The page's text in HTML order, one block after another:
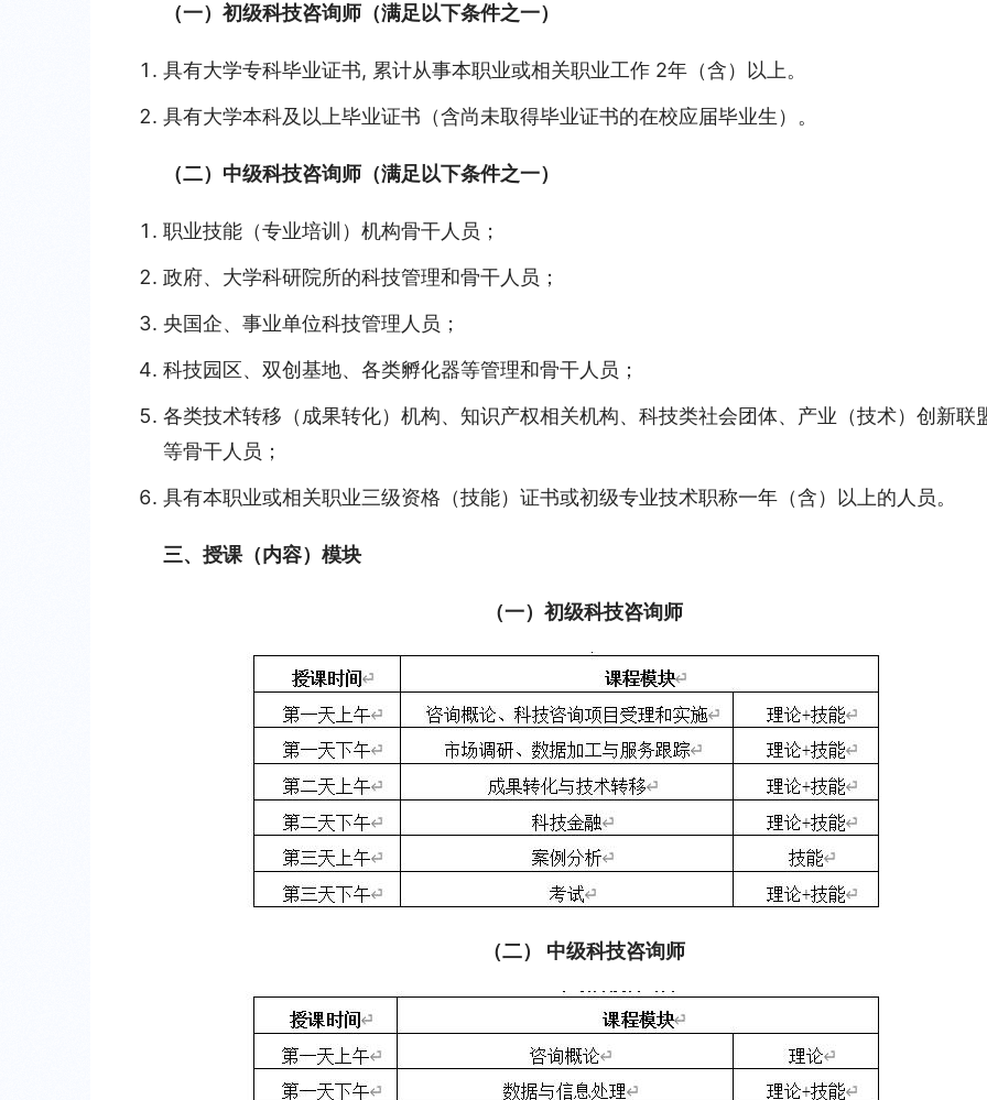
（一）初级科技咨询师（满足以下条件之一）
具有大学专科毕业证书, 累计从事本职业或相关职业工作 2年（含）以上。
具有大学本科及以上毕业证书（含尚未取得毕业证书的在校应届毕业生）。
（二）中级科技咨询师（满足以下条件之一）
职业技能（专业培训）机构骨干人员；
政府、大学科研院所的科技管理和骨干人员；
央国企、事业单位科技管理人员；
科技园区、双创基地、各类孵化器等管理和骨干人员；
各类技术转移（成果转化）机构、知识产权相关机构、科技类社会团体、产业（技术）创新联
等骨干人员；
具有本职业或相关职业三级资格（技能）证书或初级专业技术职称一年（含）以上的人员。
三、授课（内容）模块
（一）初级科技咨询师
（二） 中级科技咨询师